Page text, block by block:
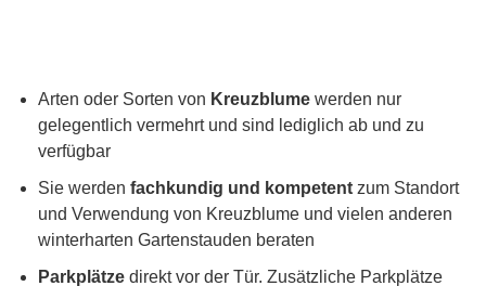
Arten oder Sorten von Kreuzblume werden nur
gelegentlich vermehrt und sind lediglich ab und zu
verfügbar
Sie werden fachkundig und kompetent zum Standort
und Verwendung von Kreuzblume und vielen anderen
winterharten Gartenstauden beraten
Parkplätze direkt vor der Tür. Zusätzliche Parkplätze